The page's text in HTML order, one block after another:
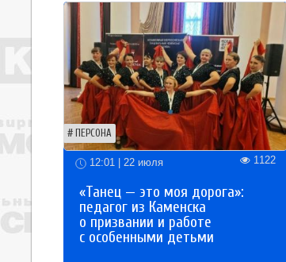
ПЕРСОНА
12:01 | 22 июля 1122
«Танец — это моя дорога»:
педагог из Каменска
о призвании и работе
с особенными детьми